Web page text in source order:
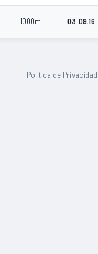
1000m 03:09.16
Política de Privacidad